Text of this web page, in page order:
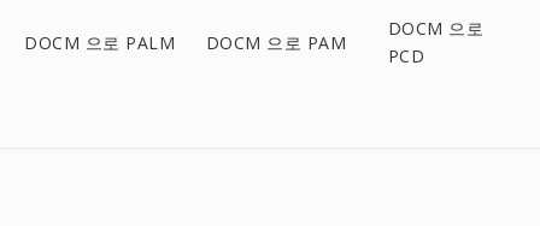
DOCM 으로 PALM DOCM 으로 PAM
DOCM 으로
PCD